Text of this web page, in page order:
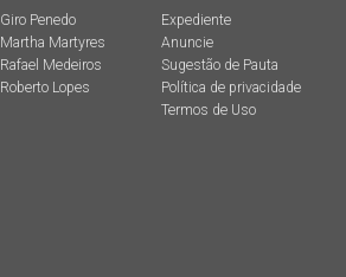
Giro Penedo
Martha Martyres
Rafael Medeiros
Roberto Lopes
Expediente
Anuncie
Sugestão de Pauta
Política de privacidade
Termos de Uso